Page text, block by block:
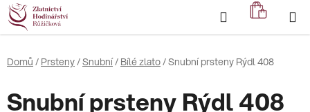
Přejít
na
obsah
Hledat
KOŠÍK
Domů / Prsteny/Snubní/ Bílé zlato/Snubní prsteny Rýdl 408
Snubní prsteny Rýdl 408